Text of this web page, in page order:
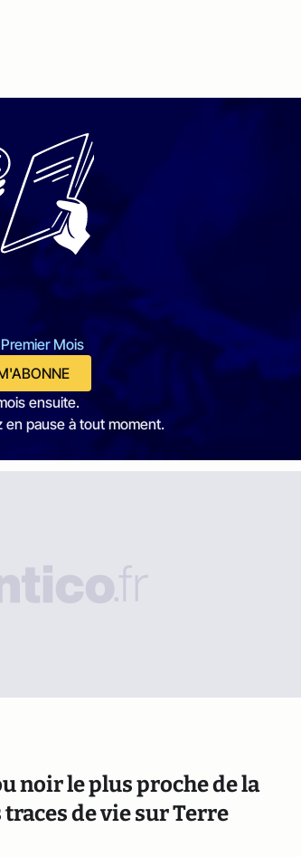
Mois
ensuite.
pause à tout moment.
noir le plus proche de la
de vie sur Terre